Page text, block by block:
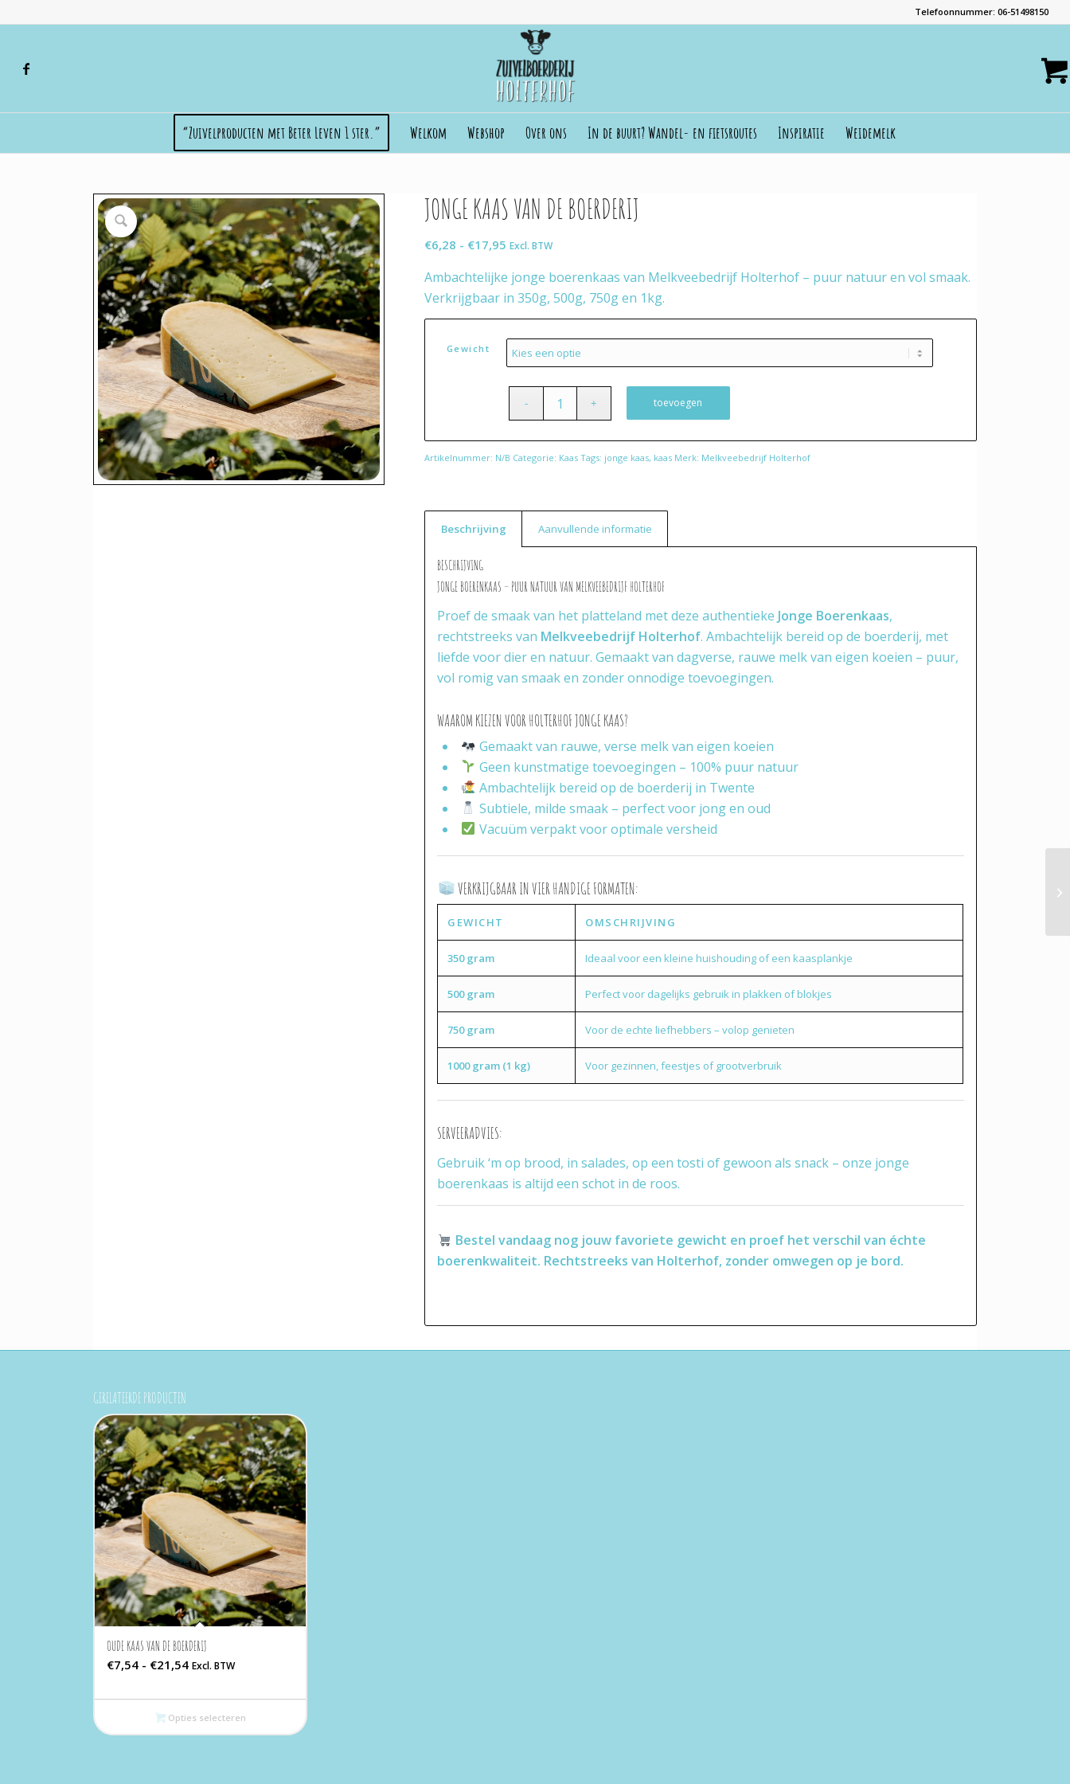
Telefoonnummer: 06-51498150
“Zuivelproducten met Beter Leven 1 ster.” Welkom Webshop Over ons In de buurt? Wandel- en fietsroutes Inspiratie Weidemelk
JONGE KAAS VAN DE BOERDERIJ
€6,28 - €17,95 Prijsklasse:
tot
€17,95
Excl. BTW
Ambachtelijke jonge boerenkaas van Melkveebedrijf Holterhof – puur natuur en vol smaak.
Verkrijgbaar in 350g, 500g, 750g en 1kg.
Gewicht
toevoegen
Artikelnummer: N/B Categorie: Kaas Tags: jonge kaas, kaas Merk: Melkveebedrijf Holterhof
Beschrijving Aanvullende informatie
BESCHRIJVING
JONGE BOERENKAAS – PUUR NATUUR VAN MELKVEEBEDRIJF HOLTERHOF
Proef de smaak van het platteland met deze authentieke Jonge Boerenkaas,
rechtstreeks van Melkveebedrijf Holterhof. Ambachtelijk bereid op de boerderij, met
liefde voor dier en natuur. Gemaakt van dagverse, rauwe melk van eigen koeien – puur,
vol romig van smaak en zonder onnodige toevoegingen.
WAAROM KIEZEN VOOR HOLTERHOF JONGE KAAS?
Gemaakt van rauwe, verse melk van eigen koeien
Geen kunstmatige toevoegingen – 100% puur natuur
Ambachtelijk bereid op de boerderij in Twente
Subtiele, milde smaak – perfect voor jong en oud
Vacuüm verpakt voor optimale versheid
VERKRIJGBAAR IN VIER HANDIGE FORMATEN:
GEWICHT OMSCHRIJVING
350 gram Ideaal voor een kleine huishouding of een kaasplankje
500 gram Perfect voor dagelijks gebruik in plakken of blokjes
750 gram Voor de echte liefhebbers – volop genieten
1000 gram (1 kg) Voor gezinnen, feestjes of grootverbruik
SERVEERADVIES:
Gebruik ‘m op brood, in salades, op een tosti of gewoon als snack – onze jonge
boerenkaas is altijd een schot in de roos.
Bestel vandaag nog jouw favoriete gewicht en proef het verschil van échte
boerenkwaliteit. Rechtstreeks van Holterhof, zonder omwegen op je bord.
GERELATEERDE PRODUCTEN
OUDE KAAS VAN DE BOERDERIJ
€7,54 - €21,54Prijsklasse:
tot
€21,54
Excl. BTW
Opties selecteren